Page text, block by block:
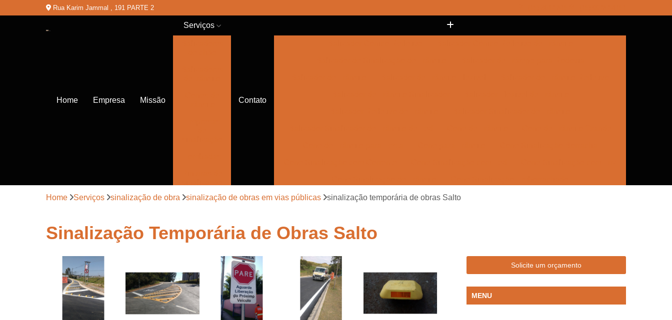
Rua Karim Jammal , 191 PARTE 2
Home Empresa Missão
Serviços
Placas de
segurança
Placas de
para rodovia
Sinalização
de obra
Sinalização
horizontal
Contato
Cone Sinalizador de Trânsito
Cone Trânsito
Empresa de Sinalização de Rodovias
Empresa de Sinalização Vertical
Empresa de Sinalização Viária
Empresa Sinalização
Empresa Sinalização de Trânsito
Lombada com Faixa de Pedestre
Lombada de Borracha para Condomínio
Lombada de Rua
Lombada Elevada
Home Serviços sinalização de obra sinalização de obras em vias públicas sinalização temporária de obras Salto
Sinalização Temporária de Obras Salto
Solicite um orçamento
MENU